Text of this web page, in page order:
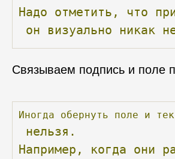
Надо отметить, что
он
визуально никак
Связываем подпись и поле
Иногда обернуть поле и
нельзя.
Например,
когда они